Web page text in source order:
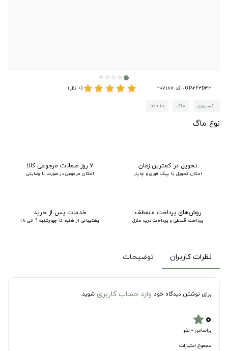
GP-2F3D3H - کد 207187 star
star
star
star
star(0 نظر)
اکسسوری ماگ ben 10
نوع ماگ
تحویل در کمترین زمان
امکان تحویل با پیک فوری و چاپار
۷ روز ضمانت مرجوعی کالا
امکان مرجوعی در صورت نا رضایتی
روش‌های پرداخت منعطف
پرداخت قسطی و پرداخت درب منزل
خدمات پس از خرید
پشتیبانی از شنبه تا چهارشنبه 9 الی 18
نظرات کاربران توضیحات
برای نوشتن دیدگاه خود وارد حساب کاربری شوید.
۰star
براساس 0 نفر
مجموع امتیازات